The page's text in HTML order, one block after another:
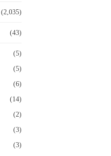
(2,035)
(43)
(5)
(5)
(6)
(14)
(2)
(3)
(3)